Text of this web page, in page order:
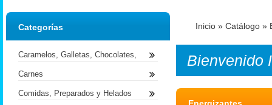
Inicio » Catálogo »
Bienvenido
Categorías
Caramelos, Galletas, Chocolates,
Carnes
Comidas, Preparados y Helados